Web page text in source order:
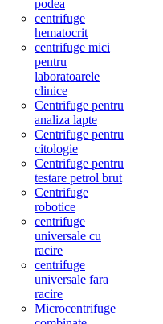
podea
centrifuge
hematocrit
centrifuge mici
pentru
laboratoarele
clinice
Centrifuge pentru
analiza lapte
Centrifuge pentru
citologie
Centrifuge pentru
testare petrol brut
Centrifuge
robotice
centrifuge
universale cu
racire
centrifuge
universale fara
racire
Microcentrifuge